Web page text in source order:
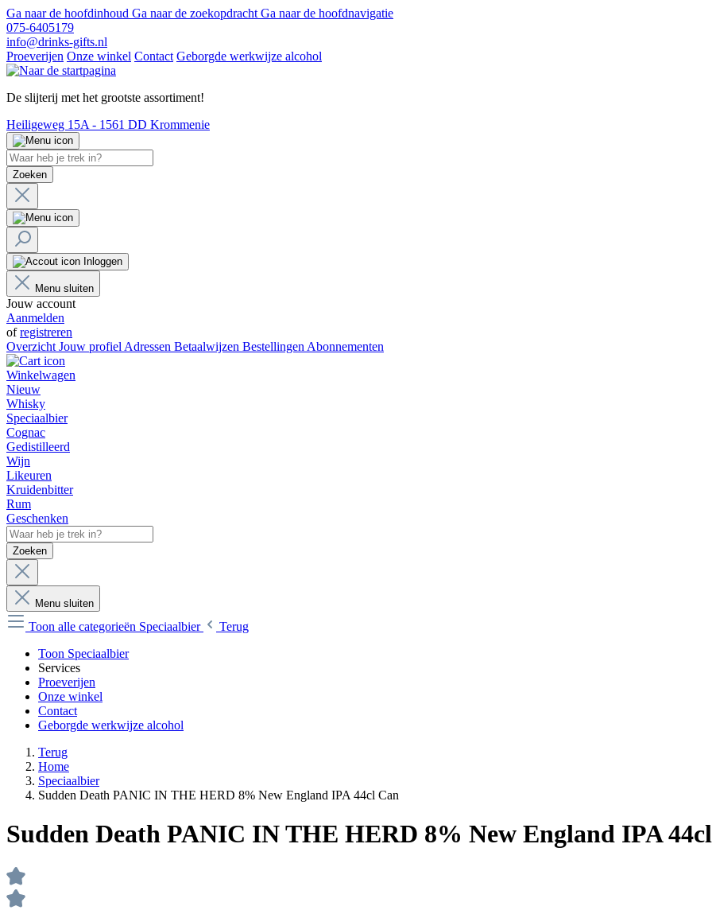
Ga naar de hoofdinhoud Ga naar de zoekopdracht Ga naar de hoofdnavigatie
075-6405179
info@drinks-gifts.nl
Proeverijen Onze winkel Contact Geborgde werkwijze alcohol
De slijterij met het grootste assortiment!
Heiligeweg 15A - 1561 DD Krommenie
Zoeken
Inloggen
Menu sluiten
Jouw account
Aanmelden
ofregistreren
Overzicht Jouw profiel Adressen Betaalwijzen Bestellingen Abonnementen
Winkelwagen
Nieuw
Whisky
Speciaalbier
Cognac
Gedistilleerd
Wijn
Likeuren
Kruidenbitter
Rum
Geschenken
Zoeken
Menu sluiten
Toon alle categorieën Speciaalbier
Terug
Toon Speciaalbier
Services
Proeverijen
Onze winkel
Contact
Geborgde werkwijze alcohol
Terug
Home
Speciaalbier
Sudden Death PANIC IN THE HERD 8% New England IPA 44cl Can
Sudden Death PANIC IN THE HERD 8% New England IPA